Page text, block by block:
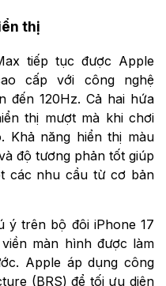
thị
tiếp tục được Apple
cấp với công nghệ
đến 120Hz. Cả hai hứa
thị mượt mà khi chơi
Khả năng hiển thị màu
độ tương phản tốt giúp
các nhu cầu từ cơ bản
ý trên bộ đôi iPhone 17
màn hình được làm
Apple áp dụng công
(BRS) để tối ưu diện